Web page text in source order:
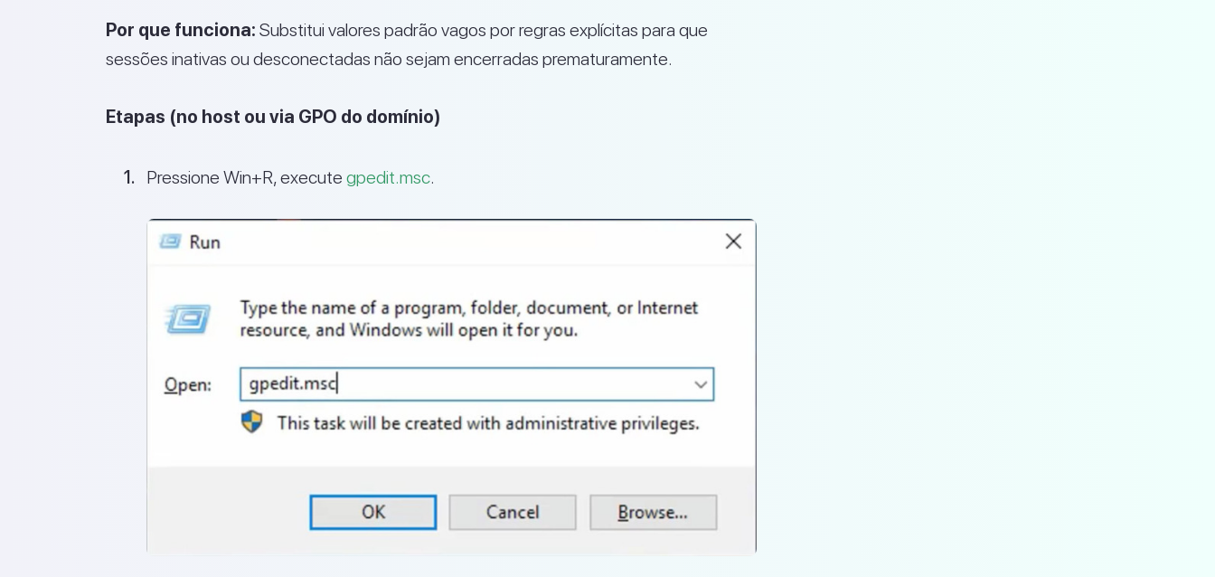
Por que funciona: Substitui valores padrão vagos por regras explícitas para que
sessões inativas ou desconectadas não sejam encerradas prematuramente.
Etapas (no host ou via GPO do domínio)
Pressione Win+R, execute gpedit.msc.